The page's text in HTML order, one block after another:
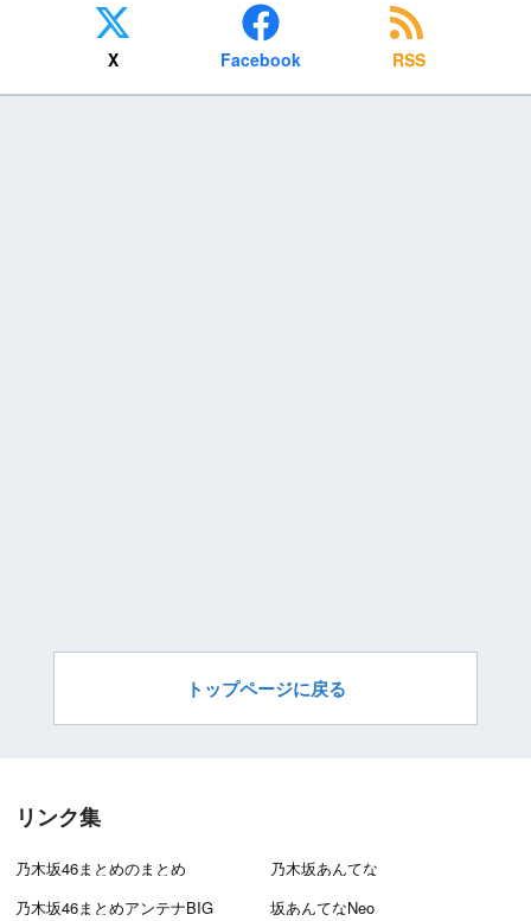
X Facebook RSS
トップページに戻る
リンク集
乃木坂46まとめのまとめ
乃木坂あんてな
乃木坂46まとめアンテナBIG
坂あんてなNeo